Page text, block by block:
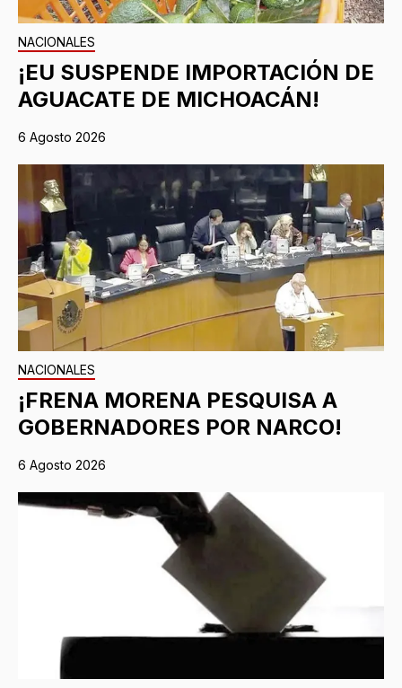
NACIONALES
¡EU SUSPENDE IMPORTACIÓN DE
AGUACATE DE MICHOACÁN!
6 Agosto 2026
NACIONALES
¡FRENA MORENA PESQUISA A
GOBERNADORES POR NARCO!
6 Agosto 2026